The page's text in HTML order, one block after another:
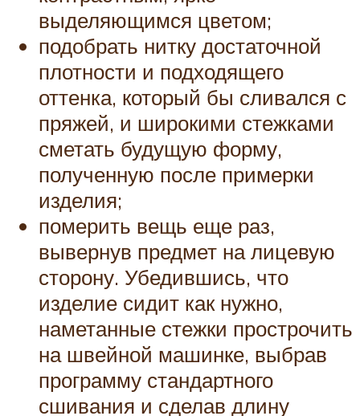
выделяющимся цветом;
подобрать нитку достаточной
плотности и подходящего
оттенка, который бы сливался с
пряжей, и широкими стежками
сметать будущую форму,
полученную после примерки
изделия;
померить вещь еще раз,
вывернув предмет на лицевую
сторону. Убедившись, что
изделие сидит как нужно,
наметанные стежки прострочить
на швейной машинке, выбрав
программу стандартного
сшивания и сделав длину